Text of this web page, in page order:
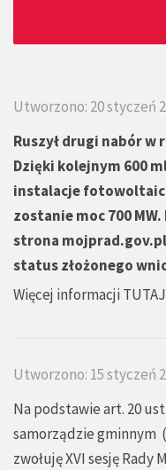
Utworzono: 20 styczeń
Ruszył drugi nabór w
Dzięki kolejnym 600
instalacje
zostanie moc 700
strona
status złożonego
Więcej informacji TUTAJ
Utworzono: 15 styczeń
Na podstawie art. 20
samorządzie gminnym
zwołuję XVI sesję Rady